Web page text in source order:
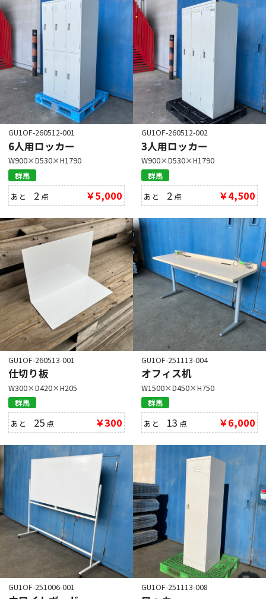
GU1OF-260512-001
6人用ロッカー
W900×D530×H1790
群馬
あと 2 点 ￥5,000
GU1OF-260512-002
3人用ロッカー
W900×D530×H1790
群馬
あと 2 点 ￥4,500
GU1OF-260513-001
仕切り板
W300×D420×H205
群馬
あと 25 点 ￥300
GU1OF-251113-004
オフィス机
W1500×D450×H750
群馬
あと 13 点 ￥6,000
GU1OF-251006-001 GU1OF-251113-008